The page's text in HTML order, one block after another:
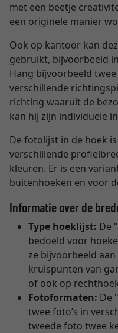
met een beetje
een originele manier
Ook op kantoor kan
gebruikt, bijvoorbeeld
Hang bijvoorbeeld
verschillende
richting waaruit de
kan hij zijn individuele
De fotolijst in de hoek
verschillende
kleuren. Er is een
buitenhoeken en voor
Informatie over de
Type hoeklijst: De
bedoeld voor
ze bijvoorbeeld
kruispunten van
of ook op
Fotoformaten: De
twee foto’s in
tweede foto twee